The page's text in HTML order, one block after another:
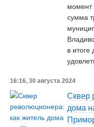
момент
сумма
в итоге
16:16, 30 августа 2024
Сквер
дома